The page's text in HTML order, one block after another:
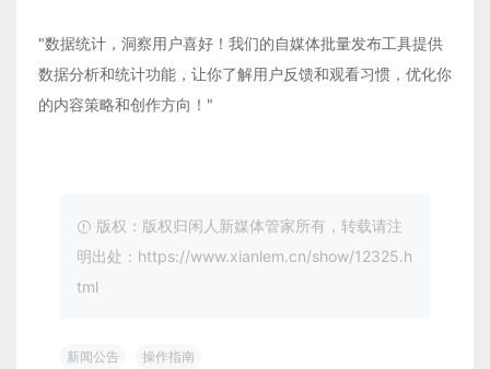
"数据统计，洞察用户喜好！我们的自媒体批量发布工具提供
数据分析和统计功能，让你了解用户反馈和观看习惯，优化你
的内容策略和创作方向！"
版权：版权归闲人新媒体管家所有，转载请注
明出处：https://www.xianlem.cn/show/12325.h
tml
新闻公告 操作指南